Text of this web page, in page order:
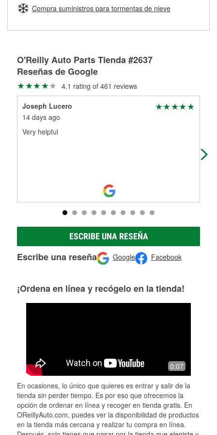
Más información sobre el Programa de Préstamo de
medirán tus tambores o discos para determinar si pueden
ser rectificados con seguridad. Si tus tambores o discos no
partes de reemplazo correctas para tu reparación.
Compra suministros para tormentas de nieve
O'Reilly Auto Parts Tienda #2637
Reseñas de Google
4.1 rating of 461 reviews
Joseph Lucero
14 days ago
Very helpful
ESCRIBE UNA RESEÑA
Escribe una reseña Google Facebook
¡Ordena en línea y recógelo en la tienda!
0:07
En ocasiones, lo único que quieres es entrar y salir de la
tienda sin perder tiempo. Es por eso que ofrecemos la
opción de ordenar en línea y recoger en tienda gratis. En
OReillyAuto.com, puedes ver la disponibilidad de productos
en la tienda más cercana y realizar tu compra en línea.